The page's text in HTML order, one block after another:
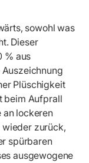
sowohl was
Dieser
% aus
Plüschigkeit
beim Aufprall
an lockeren
wieder zurück,
spürbaren
ausgewogene